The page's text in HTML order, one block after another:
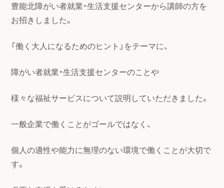
豊能北障がい者就業・生活支援センターから講師の方を
お招きしました。
「働く大人になるためのヒント」をテーマに、
障がい者就業・生活支援センターのことや
様々な福祉サービスについて説明していただきました。
一般企業で働くことがゴールではなく、
個人の適性や能力に無理のない環境で働くことが大切で
す。